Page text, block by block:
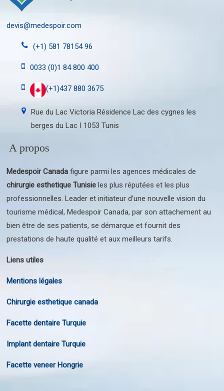
devis@medespoir.com
(+1) 581 78154 96
0033 (0)1 84 800 400
(+1)437 880 3675
Rue du Lac Victoria Résidence Lac des cygnes les
berges du Lac I 1053 Tunis
A propos
Medespoir Canada figure parmi les agences médicales de
chirurgie esthetique Tunisie les plus réputées et les plus
professionnelles. Leader et initiateur d’une nouvelle vision du
tourisme médical, Medespoir Canada, par son attachement au
bien être de ses patients, se démarque et fournit des
prestations de haute qualité et aux meilleurs tarifs.
Liens utiles
Mentions légales
Chirurgie esthetique canada
Facette dentaire Turquie
Implant dentaire Turquie
Facette veneer Hongrie